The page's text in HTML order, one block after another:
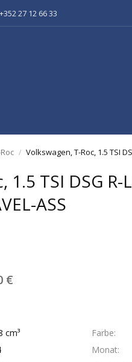
+352 27 12 66 33
Volkswagen, T-Roc, 1.5 TSI
TSI DSG R-
ASS
€
cm³ Farbe
Monat